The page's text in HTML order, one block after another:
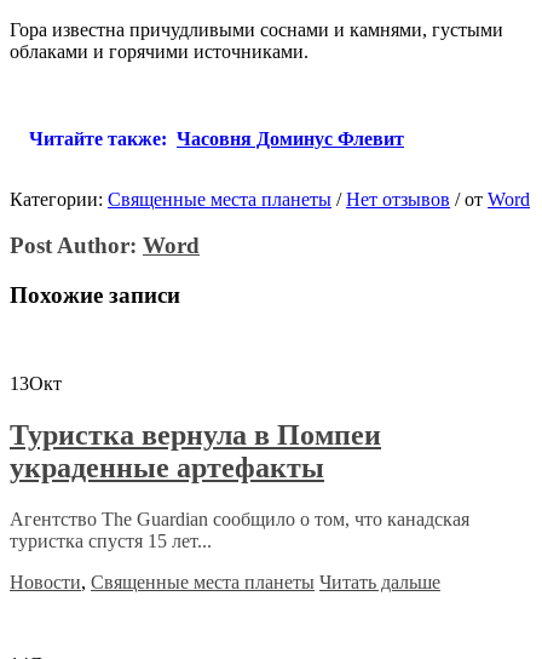
Гора известна причудливыми соснами и камнями, густыми
облаками и горячими источниками.
Читайте также: Часовня Доминус Флевит
Категории: Священные места планеты / Нет отзывов /от Word
Post Author: Word
Похожие записи
13Окт
Туристка вернула в Помпеи
украденные артефакты
Агентство The Guardian сообщило о том, что канадская
туристка спустя 15 лет...
Новости, Священные места планеты Читать дальше